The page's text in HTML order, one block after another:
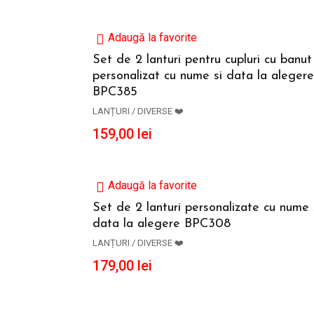
Adaugă la favorite
Set de 2 lanturi pentru cupluri cu banut
personalizat cu nume si data la alegere
BPC385
LANȚURI / DIVERSE ❤️
159,00 lei
Adaugă la favorite
Set de 2 lanturi personalizate cu nume
data la alegere BPC308
LANȚURI / DIVERSE ❤️
179,00 lei